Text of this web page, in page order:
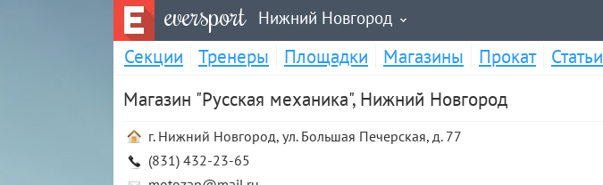
eversport Нижний Новгород
Секции Тренеры Площадки Магазины Прокат Статьи
Магазин "Русская механика", Нижний Новгород
г. Нижний Новгород, ул. Большая Печерская, д. 77
(831) 432-23-65